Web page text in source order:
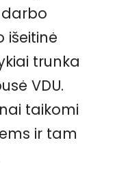
išeitinė
trunka
VDU.
taikomi
ir tam